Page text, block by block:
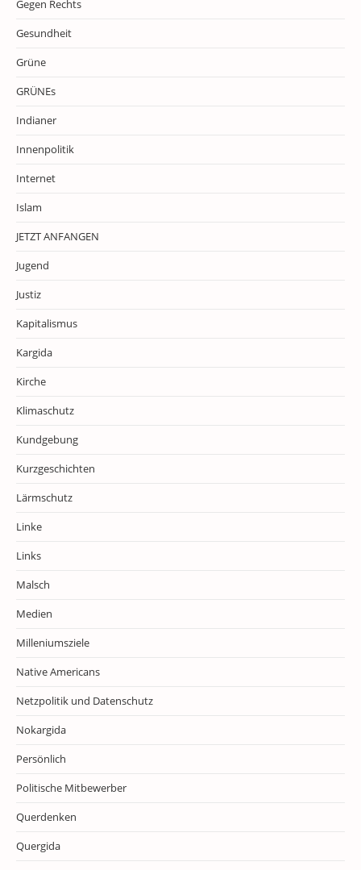
Gegen Rechts
Gesundheit
Grüne
GRÜNEs
Indianer
Innenpolitik
Internet
Islam
JETZT ANFANGEN
Jugend
Justiz
Kapitalismus
Kargida
Kirche
Klimaschutz
Kundgebung
Kurzgeschichten
Lärmschutz
Linke
Links
Malsch
Medien
Milleniumsziele
Native Americans
Netzpolitik und Datenschutz
Nokargida
Persönlich
Politische Mitbewerber
Querdenken
Quergida